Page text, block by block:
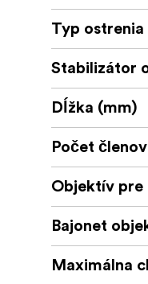
Typ ostrenia
Stabilizátor
Dĺžka (mm)
Počet
Objektív
Bajonet
Maximálna